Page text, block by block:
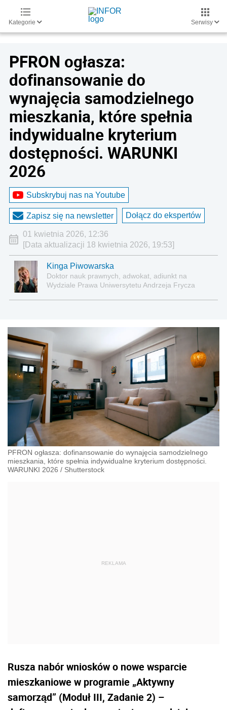
Kategorie Serwisy
PFRON ogłasza:
dofinansowanie do
wynajęcia samodzielnego
mieszkania, które spełnia
indywidualne kryterium
dostępności. WARUNKI
2026
Subskrybuj nas na Youtube
Zapisz się na newsletter Dołącz do ekspertów
01 kwietnia 2026, 12:36
[Data aktualizacji 18 kwietnia 2026, 19:53]
Kinga Piwowarska
Doktor nauk prawnych, adwokat, adiunkt na
Wydziale Prawa Uniwersytetu Andrzeja Frycza
administracyjnoprawnych aspektach związanych z
PFRON ogłasza: dofinansowanie do wynajęcia samodzielnego
mieszkania, które spełnia indywidualne kryterium dostępności.
WARUNKI 2026 / Shutterstock
Rusza nabór wniosków o nowe wsparcie
mieszkaniowe w programie „Aktywny
samorząd” (Moduł III, Zadanie 2) –